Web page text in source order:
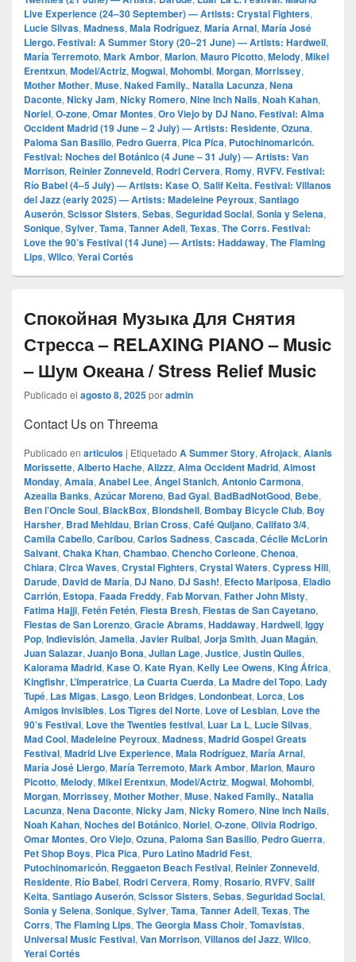
Live Experience (24–30 September) — Artists: Crystal Fighters,
Lucie Silvas, Madness, Mala Rodríguez, María Arnal, María José
Llergo. Festival: A Summer Story (20–21 June) — Artists: Hardwell,
María Terremoto, Mark Ambor, Marlon, Mauro Picotto, Melody, Mikel
Erentxun, Model/Actriz, Mogwai, Mohombi, Morgan, Morrissey,
Mother Mother, Muse, Naked Family., Natalia Lacunza, Nena
Daconte, Nicky Jam, Nicky Romero, Nine Inch Nails, Noah Kahan,
Noriel, O‑zone, Omar Montes, Oro Viejo by DJ Nano. Festival: Alma
Occident Madrid (19 June – 2 July) — Artists: Residente, Ozuna,
Paloma San Basilio, Pedro Guerra, Pica Pica, Putochinomaricón.
Festival: Noches del Botánico (4 June – 31 July) — Artists: Van
Morrison, Reinier Zonneveld, Rodri Cervera, Romy, RVFV. Festival:
Río Babel (4–5 July) — Artists: Kase O, Salif Keita. Festival: Villanos
del Jazz (early 2025) — Artists: Madeleine Peyroux, Santiago
Auserón, Scissor Sisters, Sebas, Seguridad Social, Sonia y Selena,
Sonique, Sylver, Tama, Tanner Adell, Texas, The Corrs. Festival:
Love the 90’s Festival (14 June) — Artists: Haddaway, The Flaming
Lips, Wilco, Yerai Cortés
Спокойная Музыка Для Снятия
Стресса – RELAXING PIANO – Music
– Шум Океана / Stress Relief Music
Publicado el agosto 8, 2025poradmin
Contact Us on Threema
Publicado en articulos | Etiquetado A Summer Story, Afrojack, Alanis
Morissette, Alberto Hache, Alizzz, Alma Occident Madrid, Almost
Monday, Amaia, Anabel Lee, Ángel Stanich, Antonio Carmona,
Azealia Banks, Azúcar Moreno, Bad Gyal, BadBadNotGood, Bebe,
Ben l’Oncle Soul, BlackBox, Blondshell, Bombay Bicycle Club, Boy
Harsher, Brad Mehldau, Brian Cross, Café Quijano, Califato 3/4,
Camila Cabello, Caribou, Carlos Sadness, Cascada, Cécile McLorin
Salvant, Chaka Khan, Chambao, Chencho Corleone, Chenoa,
Chiara, Circa Waves, Crystal Fighters, Crystal Waters, Cypress Hill,
Darude, David de María, DJ Nano, DJ Sash!, Efecto Mariposa, Eladio
Carrión, Estopa, Faada Freddy, Fab Morvan, Father John Misty,
Fatima Hajji, Fetén Fetén, Fiesta Bresh, Fiestas de San Cayetano,
Fiestas de San Lorenzo, Gracie Abrams, Haddaway, Hardwell, Iggy
Pop, Indievisión, Jamelia, Javier Ruibal, Jorja Smith, Juan Magán,
Juan Salazar, Juanjo Bona, Julian Lage, Justice, Justin Quiles,
Kalorama Madrid, Kase O, Kate Ryan, Kelly Lee Owens, King África,
Kingfishr, L’Imperatrice, La Cuarta Cuerda, La Madre del Topo, Lady
Tupé, Las Migas, Lasgo, Leon Bridges, Londonbeat, Lorca, Los
Amigos Invisibles, Los Tigres del Norte, Love of Lesbian, Love the
90’s Festival, Love the Twenties festival, Luar La L, Lucie Silvas,
Mad Cool, Madeleine Peyroux, Madness, Madrid Gospel Greats
Festival, Madrid Live Experience, Mala Rodríguez, María Arnal,
María José Llergo, María Terremoto, Mark Ambor, Marlon, Mauro
Picotto, Melody, Mikel Erentxun, Model/Actriz, Mogwai, Mohombi,
Morgan, Morrissey, Mother Mother, Muse, Naked Family., Natalia
Lacunza, Nena Daconte, Nicky Jam, Nicky Romero, Nine Inch Nails,
Noah Kahan, Noches del Botánico, Noriel, O‑zone, Olivia Rodrigo,
Omar Montes, Oro Viejo, Ozuna, Paloma San Basilio, Pedro Guerra,
Pet Shop Boys, Pica Pica, Puro Latino Madrid Fest,
Putochinomaricón, Reggaeton Beach Festival, Reinier Zonneveld,
Residente, Río Babel, Rodri Cervera, Romy, Rosario, RVFV, Salif
Keita, Santiago Auserón, Scissor Sisters, Sebas, Seguridad Social,
Sonia y Selena, Sonique, Sylver, Tama, Tanner Adell, Texas, The
Corrs, The Flaming Lips, The Georgia Mass Choir, Tomavistas,
Universal Music Festival, Van Morrison, Villanos del Jazz, Wilco,
Yerai Cortés